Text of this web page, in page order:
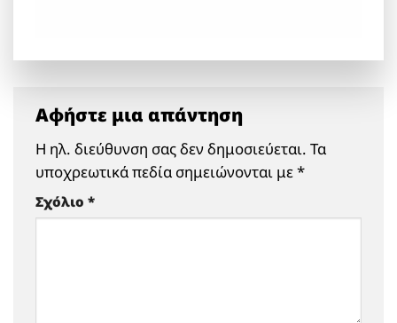
Αφήστε μια απάντηση
Η ηλ. διεύθυνση σας δεν δημοσιεύεται. Τα
υποχρεωτικά πεδία σημειώνονται με*
Σχόλιο *